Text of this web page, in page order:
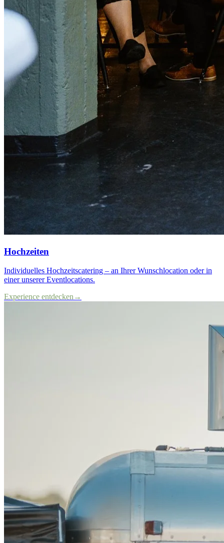
Hochzeiten
Individuelles Hochzeitscatering – an Ihrer Wunschlocation oder in
einer unserer Eventlocations.
Experience entdecken→